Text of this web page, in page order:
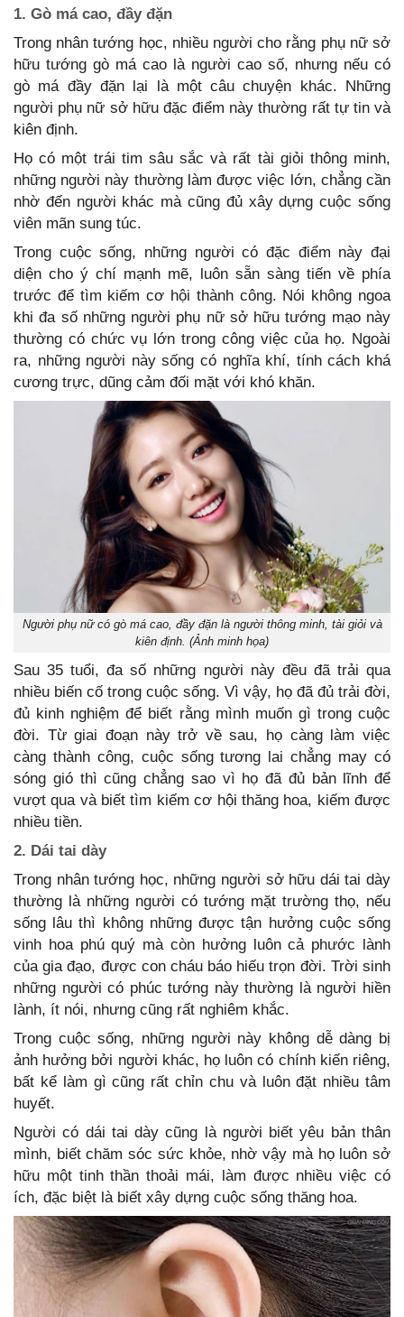
1. Gò má cao, đầy đặn
Trong nhân tướng học, nhiều người cho rằng phụ nữ sở
hữu tướng gò má cao là người cao số, nhưng nếu có
gò má đầy đặn lại là một câu chuyện khác. Những
người phụ nữ sở hữu đặc điểm này thường rất tự tin và
kiên định.
Họ có một trái tim sâu sắc và rất tài giỏi thông minh,
những người này thường làm được việc lớn, chẳng cần
nhờ đến người khác mà cũng đủ xây dựng cuộc sống
viên mãn sung túc.
Trong cuộc sống, những người có đặc điểm này đại
diện cho ý chí mạnh mẽ, luôn sẵn sàng tiến về phía
trước để tìm kiếm cơ hội thành công. Nói không ngoa
khi đa số những người phụ nữ sở hữu tướng mạo này
thường có chức vụ lớn trong công việc của họ. Ngoài
ra, những người này sống có nghĩa khí, tính cách khá
cương trực, dũng cảm đối mặt với khó khăn.
Người phụ nữ có gò má cao, đầy đặn là người thông minh, tài giỏi và
kiên định. (Ảnh minh họa)
Sau 35 tuổi, đa số những người này đều đã trải qua
nhiều biến cố trong cuộc sống. Vì vậy, họ đã đủ trải đời,
đủ kinh nghiệm để biết rằng mình muốn gì trong cuộc
đời. Từ giai đoạn này trở về sau, họ càng làm việc
càng thành công, cuộc sống tương lai chẳng may có
sóng gió thì cũng chẳng sao vì họ đã đủ bản lĩnh để
vượt qua và biết tìm kiếm cơ hội thăng hoa, kiếm được
nhiều tiền.
2. Dái tai dày
Trong nhân tướng học, những người sở hữu dái tai dày
thường là những người có tướng mặt trường thọ, nếu
sống lâu thì không những được tận hưởng cuộc sống
vinh hoa phú quý mà còn hưởng luôn cả phước lành
của gia đạo, được con cháu báo hiếu trọn đời. Trời sinh
những người có phúc tướng này thường là người hiền
lành, ít nói, nhưng cũng rất nghiêm khắc.
Trong cuộc sống, những người này không dễ dàng bị
ảnh hưởng bởi người khác, họ luôn có chính kiến riêng,
bất kể làm gì cũng rất chỉn chu và luôn đặt nhiều tâm
huyết.
Người có dái tai dày cũng là người biết yêu bản thân
mình, biết chăm sóc sức khỏe, nhờ vậy mà họ luôn sở
hữu một tinh thần thoải mái, làm được nhiều việc có
ích, đặc biệt là biết xây dựng cuộc sống thăng hoa.